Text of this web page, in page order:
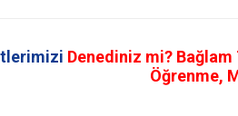
Denediniz mi? Bağlam
Öğrenme,